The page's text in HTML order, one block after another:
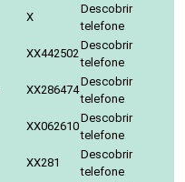
X
Descobrir
telefone
XX442502
Descobrir
telefone
XX286474
Descobrir
telefone
XX062610
Descobrir
telefone
XX281
Descobrir
telefone